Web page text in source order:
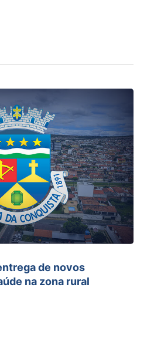
de novos
na zona rural